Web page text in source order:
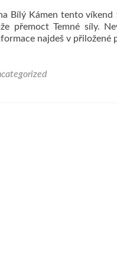
Bílý Kámen tento
přemoct Temné síly.
najdeš v přiložené